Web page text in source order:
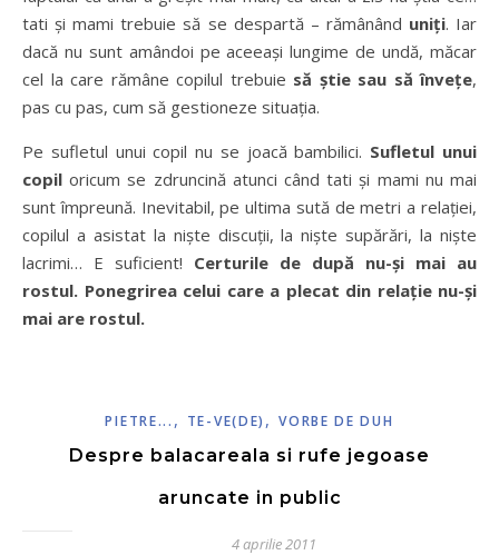
tati și mami trebuie să se despartă – rămânând uniți. Iar
dacă nu sunt amândoi pe aceeași lungime de undă, măcar
cel la care rămâne copilul trebuie să știe sau să învețe,
pas cu pas, cum să gestioneze situația.
Pe sufletul unui copil nu se joacă bambilici. Sufletul unui
copil oricum se zdruncină atunci când tati și mami nu mai
sunt împreună. Inevitabil, pe ultima sută de metri a relației,
copilul a asistat la niște discuții, la niște supărări, la niște
lacrimi… E suficient! Certurile de după nu-și mai au
rostul. Ponegrirea celui care a plecat din relație nu-și
mai are rostul.
PIETRE... , TE-VE(DE) ,VORBE DE DUH
Despre balacareala si rufe jegoase
aruncate in public
4 aprilie 2011